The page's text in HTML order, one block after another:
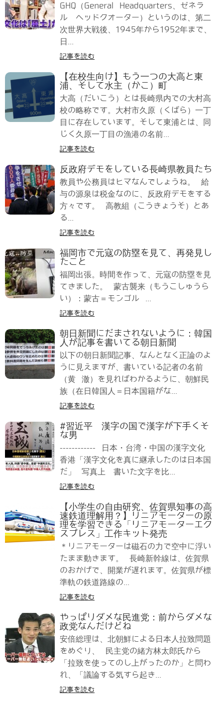
GHQ（General Headquarters、ゼネラ
ル ヘッドクオーター）というのは、第二
次世界大戦後、1945年から1952年まで、
日...
記事を読む
【在校生向け】もう一つの大高と東
浦、そして水主（かこ）町
大高（だいこう）とは長崎県内での大村高
校の略称です。大村市久原（くばら）一丁
目に存在しています。そして東浦とは、同
じく久原一丁目の漁港の名前...
記事を読む
反政府デモをしている長崎県教員たち
教員や公務員はヒマなんでしょうね。 給
与の源泉は税金なのに、反政府デモをする
方々です。 高教組（こうきょうそ）とあ
る...
記事を読む
福岡市で元寇の防塁を見て、再発見し
たこと
福岡出張。時間を作って、元寇の防塁を見
てきました。 蒙古襲来（もうこしゅうら
い）：蒙古＝モンゴル ...
記事を読む
朝日新聞にだまされないように：韓国
人が記事を書いてる朝日新聞
以下の朝日新聞記事、なんとなく正論のよ
うに見えますが、書いている記者の名前
（黄 澈）を見ればわかるように、朝鮮民
族（在日韓国人＝日本国籍がな...
記事を読む
#習近平 漢字の国で漢字が下手くそ
な男
------------ 日本・台湾・中国の漢字文化
香港「漢字文化を真に継承したのは日本国
だ」 写真上 書いた文字を比...
記事を読む
【小学生の自由研究、佐賀県知事の高
速鉄道理解用？】リニアモーターの原
理を学習できる「リニアモーターエク
スプレス」工作キット発売
＊リニアモーターは磁石の力で空中に浮い
たまま動きます。 長崎新幹線は、佐賀県
のおかげで、開業が遅れます。佐賀県が標
準軌の鉄道路線の...
記事を読む
やっぱりダメな民進党：前からダメな
政党なんだけどね
安倍総理は、北朝鮮による日本人拉致問題
をめぐり、 民主党の緒方林太郎氏から
「拉致を使ってのし上がったのか」と問わ
れ、「議論する気すら起き...
記事を読む